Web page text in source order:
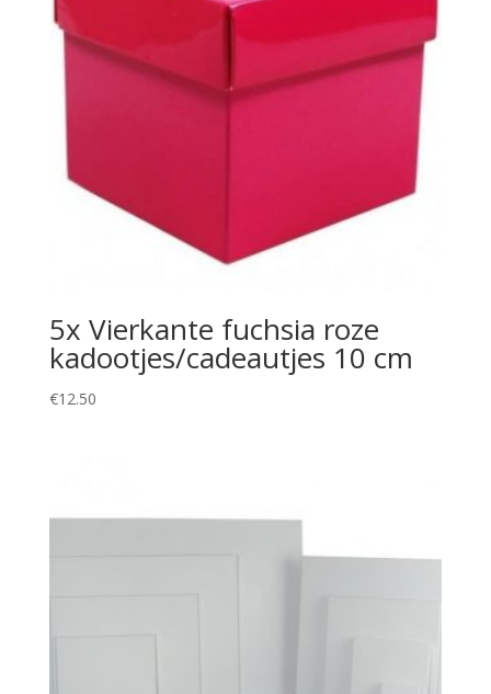
5x Vierkante fuchsia roze
kadootjes/cadeautjes 10 cm
€12.50